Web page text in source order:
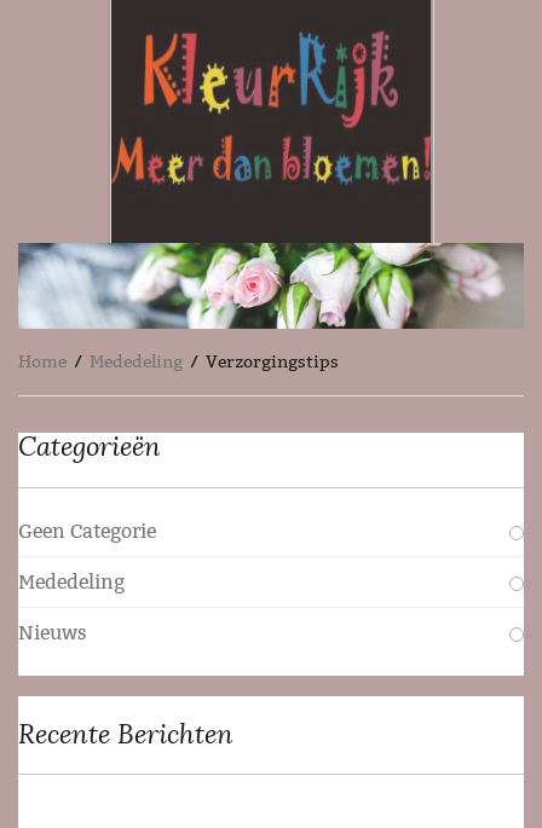
Home / Mededeling / Verzorgingstips
Categorieën
Geen Categorie
Mededeling
Nieuws
Recente Berichten